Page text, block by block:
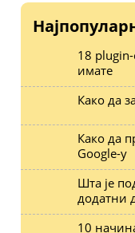
18 plugin-
имате
Како да
Како да
Google-у
Шта је
додатни
10